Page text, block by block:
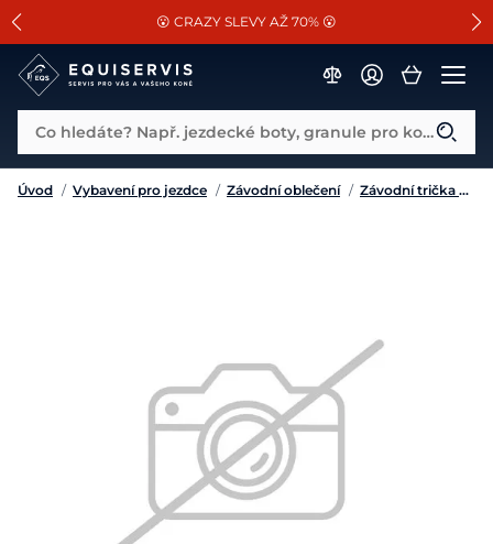
SLEVA 13% na vše od Cassini!
😮 CRAZY SLEVY AŽ 70% 😮
📐Pasování a doplňky k vybraným sedlům ZDARMA 🐴
Co hledáte? Např. jezdecké boty, granule pro koně...
Úvod / Vybavení pro jezdce / Závodní oblečení / Závodní trička a košile